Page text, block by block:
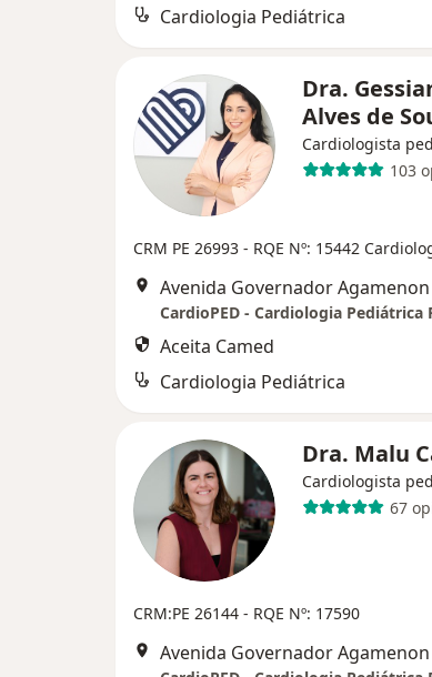
Cardiologia Pediátrica
Dra.
Alves de
Cardiologista
103
CRM PE 26993 - RQE Nº: 15442
CardioPED - Cardiologia Pediátrica
Aceita Camed
Cardiologia Pediátrica
Dra. Malu
Cardiologista
67
CRM:PE 26144 - RQE Nº: 17590